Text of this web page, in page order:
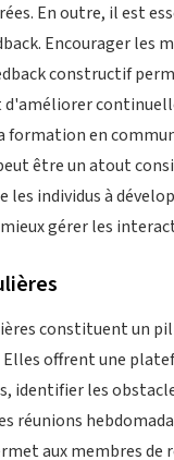
En outre, il est
Encourager les
constructif
formation en
être un atout
les individus à
gérer les
constituent un
Elles offrent une
identifier les
réunions
aux membres de